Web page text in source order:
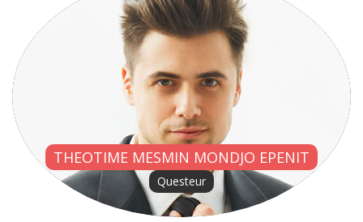
THEOTIME MESMIN MONDJO EPENIT
Questeur